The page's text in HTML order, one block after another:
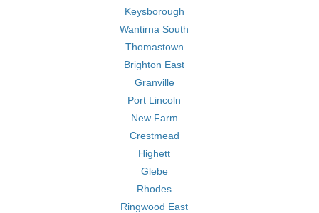
Keysborough
Wantirna South
Thomastown
Brighton East
Granville
Port Lincoln
New Farm
Crestmead
Highett
Glebe
Rhodes
Ringwood East